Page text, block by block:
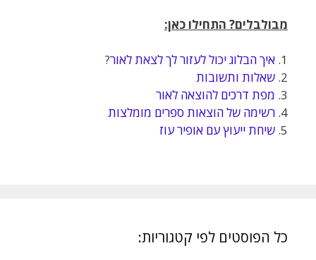
מבולבלים? התחילו כאן:
1. איך הבלוג יכול לעזור לך לצאת לאור?
2. שאלות ותשובות
3. מפת דרכים להוצאה לאור
4. רשימה של הוצאות ספרים מומלצות
5. שיחת ייעוץ עם אופיר עוז
כל הפוסטים לפי קטגוריות: